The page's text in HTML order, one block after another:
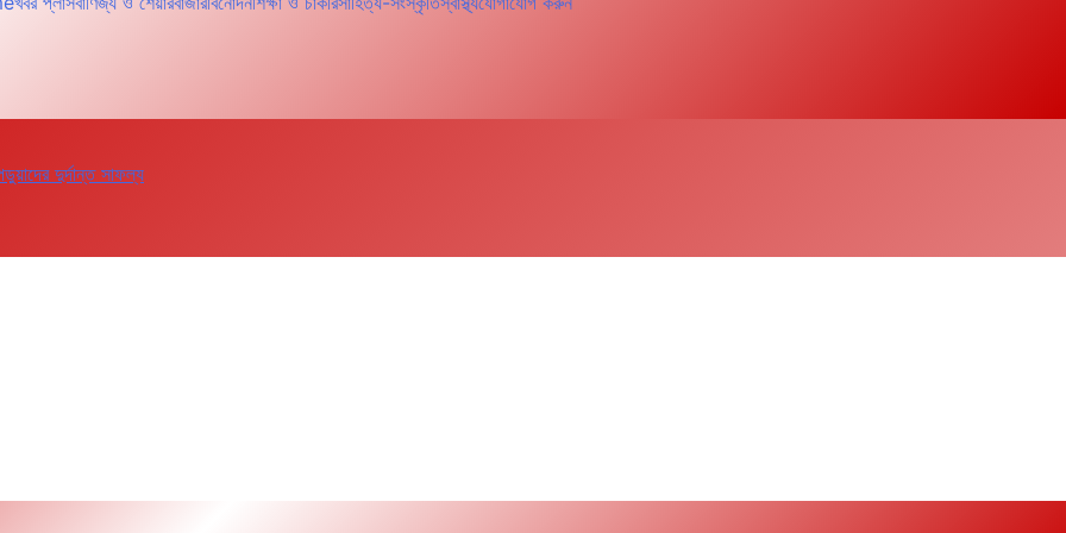
দুর্দান্ত সাফল্য